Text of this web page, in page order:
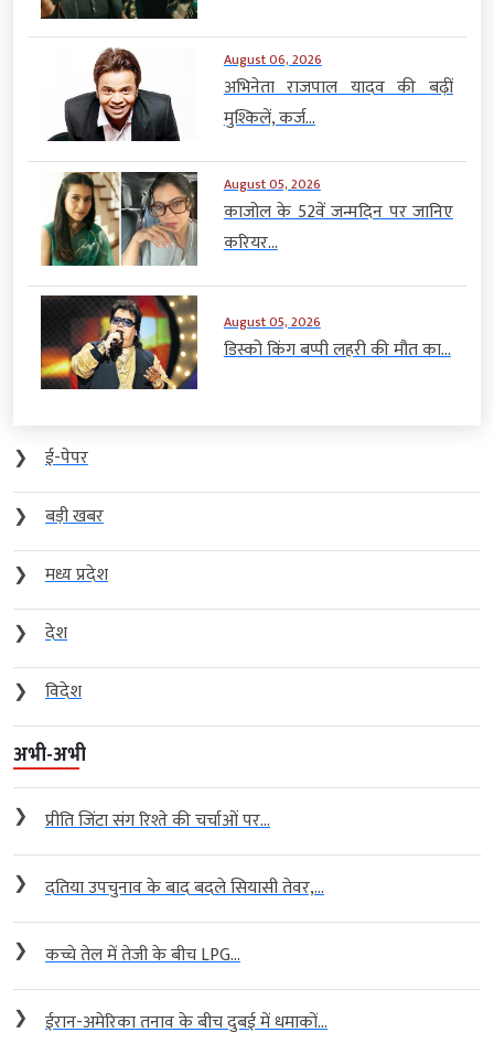
August 06, 2026
अभिनेता राजपाल यादव की बढ़ीं
मुश्किलें, कर्ज...
August 05, 2026
काजोल के 52वें जन्मदिन पर जानिए
करियर...
August 05, 2026
डिस्को किंग बप्पी लहरी की मौत का...
❯
ई-पेपर
❯
बड़ी खबर
❯
मध्य प्रदेश
❯
देश
❯
विदेश
अभी-अभी
❯ प्रीति जिंटा संग रिश्ते की चर्चाओं पर...
❯ दतिया उपचुनाव के बाद बदले सियासी तेवर,...
❯ कच्चे तेल में तेजी के बीच LPG...
❯ ईरान-अमेरिका तनाव के बीच दुबई में धमाकों...